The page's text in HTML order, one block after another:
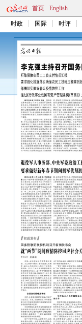
首页 English
时政 国际 时评